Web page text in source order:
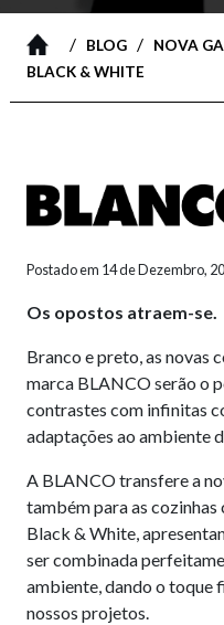
/ BLOG/
NOVA
BLACK & WHITE
Postado em 14 de Dezembro,
Os opostos atraem-se.
Branco e preto, as novas
marca BLANCO serão o
contrastes com infinitas
adaptações ao ambiente
A BLANCO transfere a
também para as cozinhas
Black & White,
ser combinada
ambiente, dando o toque
nossos projetos.